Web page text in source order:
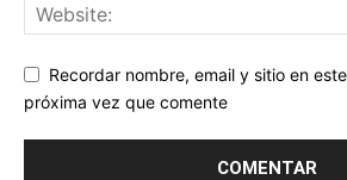
Recordar nombre, email y sitio en
próxima vez que comente